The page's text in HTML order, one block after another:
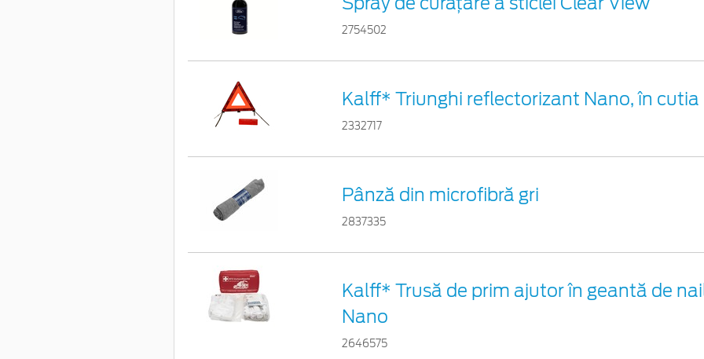
2754502
Kalff* Triunghi reflectorizant Nano, în cutia
2332717
Pânză din microfibră gri
2837335
Kalff* Trusă de prim ajutor în geantă de
Nano
2646575